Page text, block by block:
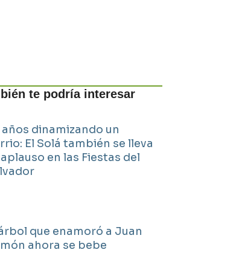
te podría interesar
años dinamizando un
El Solá también se lleva
en las Fiestas del
que enamoró a Juan
ahora se bebe